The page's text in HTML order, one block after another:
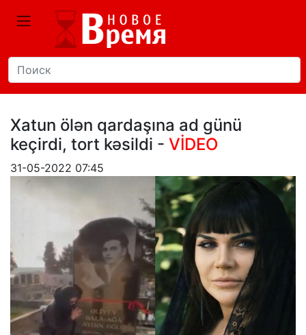
Xatun ölən qardaşına ad günü
keçirdi, tort kəsildi - VİDEO
31-05-2022 07:45